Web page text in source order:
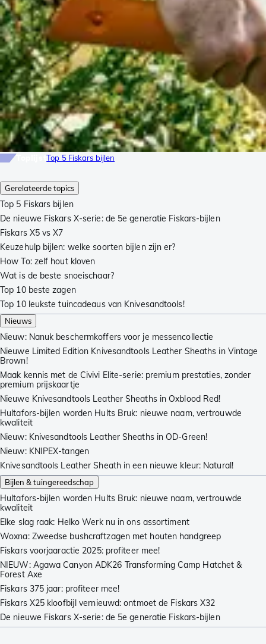
Gerelateerde topics
Top 5 Fiskars bijlen
De nieuwe Fiskars X-serie: de 5e generatie Fiskars-bijlen
Fiskars X5 vs X7
Keuzehulp bijlen: welke soorten bijlen zijn er?
How To: zelf hout kloven
Wat is de beste snoeischaar?
Top 10 beste zagen
Top 10 leukste tuincadeaus van Knivesandtools!
Nieuws
Nieuw: Nanuk beschermkoffers voor je messencollectie
Nieuwe Limited Edition Knivesandtools Leather Sheaths in Vintage
Brown!
Maak kennis met de Civivi Elite-serie: premium prestaties, zonder
premium prijskaartje
Nieuwe Knivesandtools Leather Sheaths in Oxblood Red!
Hultafors-bijlen worden Hults Bruk: nieuwe naam, vertrouwde
kwaliteit
Nieuw: Knivesandtools Leather Sheaths in OD-Green!
Nieuw: KNIPEX-tangen
Knivesandtools Leather Sheath in een nieuwe kleur: Natural!
Bijlen & tuingereedschap
Hultafors-bijlen worden Hults Bruk: nieuwe naam, vertrouwde
kwaliteit
Elke slag raak: Helko Werk nu in ons assortiment
Woxna: Zweedse bushcraftzagen met houten handgreep
Fiskars voorjaaractie 2025: profiteer mee!
NIEUW: Agawa Canyon ADK26 Transforming Camp Hatchet &
Forest Axe
Fiskars 375 jaar: profiteer mee!
Fiskars X25 kloofbijl vernieuwd: ontmoet de Fiskars X32
De nieuwe Fiskars X-serie: de 5e generatie Fiskars-bijlen
ToplijstTop 5 Fiskars bijlen